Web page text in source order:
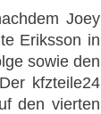
Joey
Eriksson in
sowie den
kfzteile24
den vierten